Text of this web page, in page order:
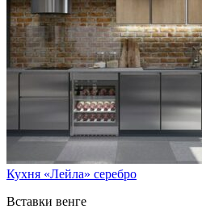
Кухня «Лейла» серебро
Вставки венге